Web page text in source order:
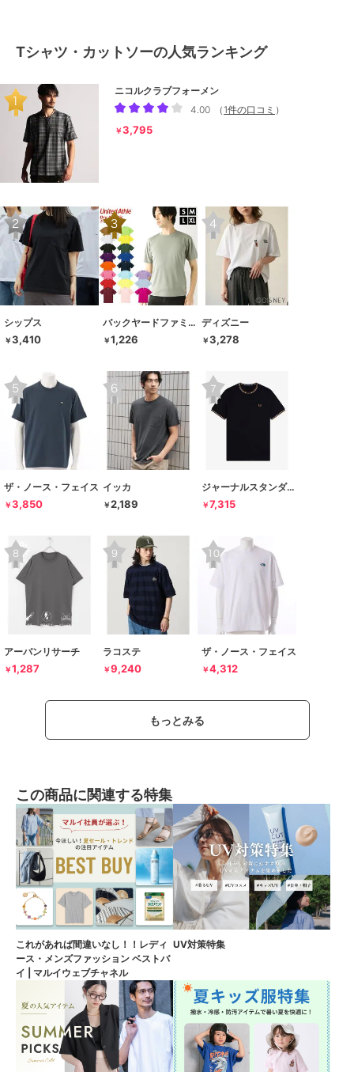
Tシャツ・カットソーの人気ランキング
ニコルクラブフォーメン
4.00
（ 1件の口コミ ）
￥3,795
シップス
￥3,410
バックヤードファミリー
￥1,226
ディズニー
￥3,278
ザ・ノース・フェイス
￥3,850
イッカ
￥2,189
ジャーナルスタンダード レリューム
￥7,315
アーバンリサーチ
￥1,287
ラコステ
￥9,240
ザ・ノース・フェイス
￥4,312
もっとみる
この商品に関連する特集
これがあれば間違いなし！！レディ
ース・メンズファッション ベストバ
イ | マルイウェブチャネル
UV対策特集